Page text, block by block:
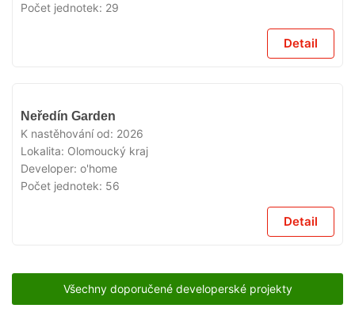
Počet jednotek: 29
Detail
Neředín Garden
K nastěhování od: 2026
Lokalita: Olomoucký kraj
Developer: o'home
Počet jednotek: 56
Detail
Všechny doporučené developerské projekty